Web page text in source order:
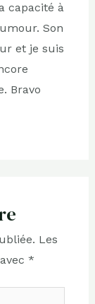
capacité à
Son
et je suis
Bravo
Les
*